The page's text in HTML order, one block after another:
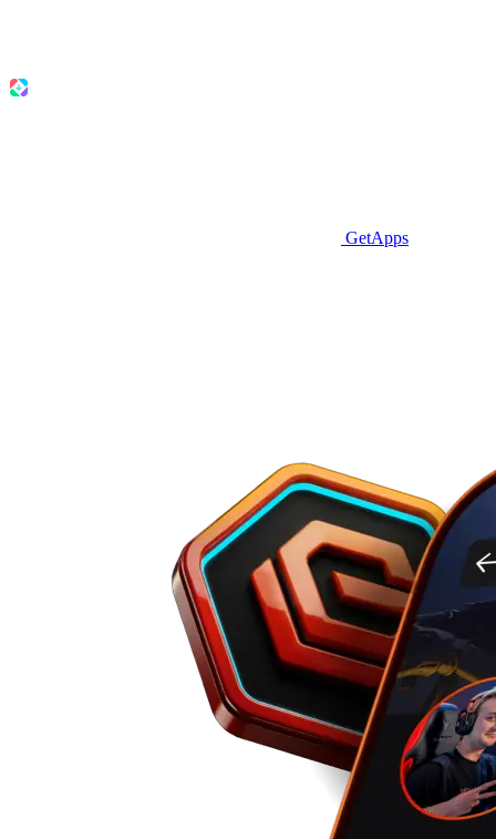
GetApps